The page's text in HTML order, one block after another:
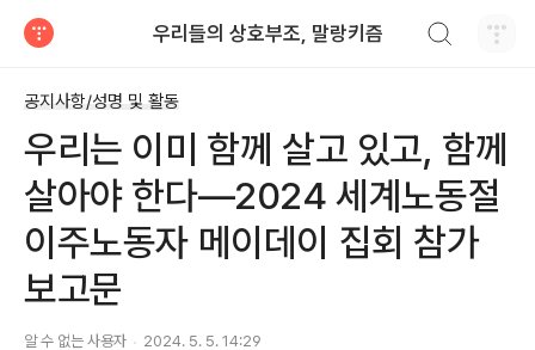
우리들의 상호부조, 말랑키즘
공지사항/성명 및 활동
우리는 이미 함께 살고 있고, 함께
살아야 한다―2024 세계노동절
이주노동자 메이데이 집회 참가
보고문
알 수 없는 사용자 2024. 5. 5. 14:29